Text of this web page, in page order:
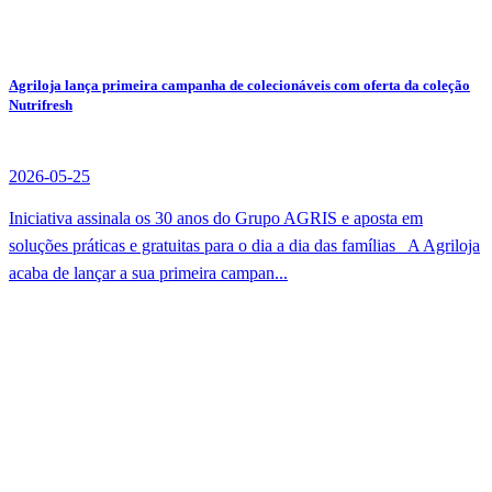
Agriloja lança primeira campanha de colecionáveis com oferta da coleção
Nutrifresh
2026-05-25
Iniciativa assinala os 30 anos do Grupo AGRIS e aposta em
soluções práticas e gratuitas para o dia a dia das famílias A Agriloja
acaba de lançar a sua primeira campan...